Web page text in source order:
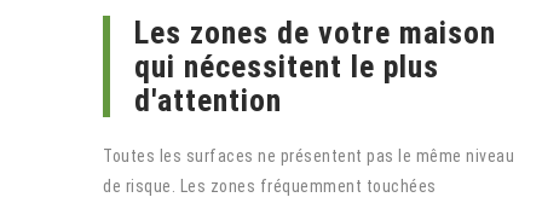
Les zones de votre maison
qui nécessitent le plus
d'attention
Toutes les surfaces ne présentent pas le même niveau
de risque. Les zones fréquemment touchées